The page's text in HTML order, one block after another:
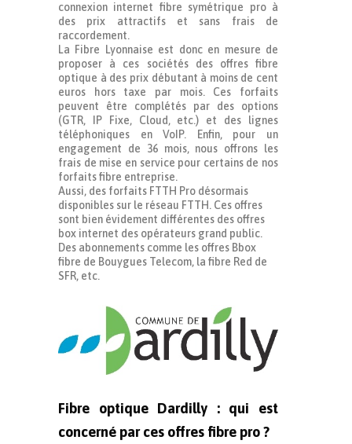
connexion internet fibre symétrique pro à
des prix attractifs et sans frais de
raccordement.
La Fibre Lyonnaise est donc en mesure de
proposer à ces sociétés des offres fibre
optique à des prix débutant à moins de cent
euros hors taxe par mois. Ces forfaits
peuvent être complétés par des options
(GTR, IP Fixe, Cloud, etc.) et des lignes
téléphoniques en VoIP. Enfin, pour un
engagement de 36 mois, nous offrons les
frais de mise en service pour certains de nos
forfaits fibre entreprise.
Aussi, des forfaits FTTH Pro désormais
disponibles sur le réseau FTTH. Ces offres
sont bien évidement différentes des offres
box internet des opérateurs grand public.
Des abonnements comme les offres Bbox
fibre de Bouygues Telecom, la fibre Red de
SFR, etc.
Fibre optique Dardilly : qui est
concerné par ces offres fibre pro ?